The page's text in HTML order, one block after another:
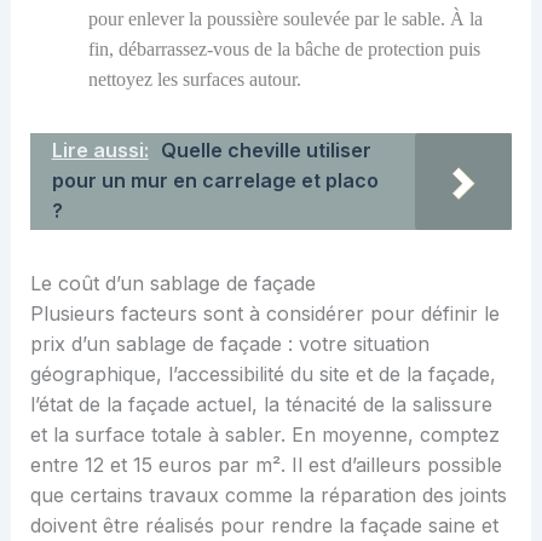
pour enlever la poussière soulevée par le sable. À la
fin, débarrassez-vous de la bâche de protection puis
nettoyez les surfaces autour.
Lire aussi: Quelle cheville utiliser
pour un mur en carrelage et placo
?
Le coût d’un sablage de façade
Plusieurs facteurs sont à considérer pour définir le
prix d’un sablage de façade : votre situation
géographique, l’accessibilité du site et de la façade,
l’état de la façade actuel, la ténacité de la salissure
et la surface totale à sabler. En moyenne, comptez
entre 12 et 15 euros par m². Il est d’ailleurs possible
que certains travaux comme la réparation des joints
doivent être réalisés pour rendre la façade saine et